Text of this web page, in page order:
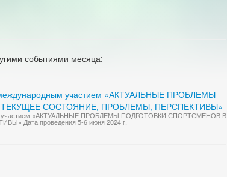
событиями месяца:
международным участием «АКТУАЛЬНЫЕ ПРОБЛЕМЫ
СОСТОЯНИЕ, ПРОБЛЕМЫ, ПЕРСПЕКТИВЫ»
участием «АКТУАЛЬНЫЕ ПРОБЛЕМЫ ПОДГОТОВКИ СПОРТСМЕНОВ В
Дата проведения 5-6 июня 2024 г.